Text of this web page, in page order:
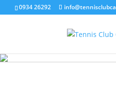
0934 26292